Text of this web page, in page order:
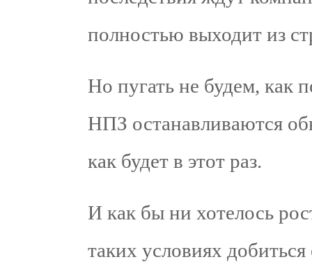
полностью выходит из
Но пугать не будем, как
НПЗ останавливаются
как будет в этот раз.
И как бы ни хотелось
таких условиях